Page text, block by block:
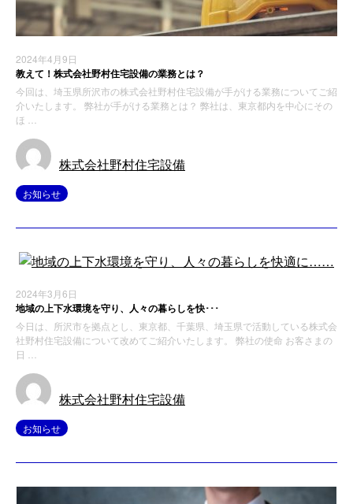
2024年4月9日
教えて！株式会社野村住宅設備の業務とは？
今回は、埼玉県所沢市の株式会社野村住宅設備が手がける業務についてご紹
介いたします。 弊社が手がける業務とは？ 弊社は、東京都内を中心にその
ほ …
株式会社野村住宅設備
お知らせ
2024年3月6日
地域の上下水環境を守り、人々の暮らしを快･･･
今日は、所沢市を拠点とし、東京都、千葉県、埼玉県で活動している株式会
社野村住宅設備について改めてご紹介いたします。 弊社の使命 お客さまの
日 …
株式会社野村住宅設備
お知らせ